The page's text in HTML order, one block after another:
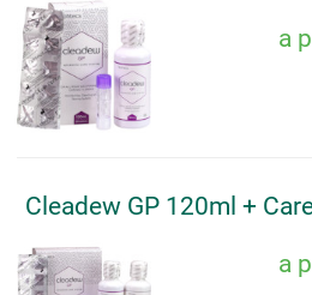
a
Cleadew GP 120ml +
a